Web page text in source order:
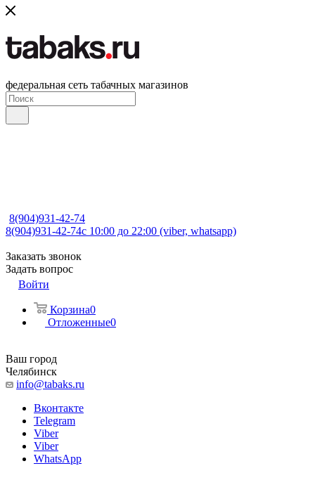
федеральная сеть табачных магазинов
8(904)931-42-74
8(904)931-42-74с 10:00 до 22:00 (viber, whatsapp)
Заказать звонок
Задать вопрос
Войти
Корзина0
Отложенные0
Ваш город
Челябинск
info@tabaks.ru
Вконтакте
Telegram
Viber
Viber
WhatsApp